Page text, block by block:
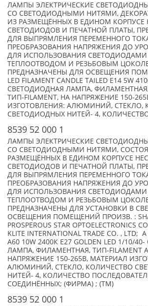
ЛАМПЫ ЭЛЕКТРИЧЕСКИЕ
СО СВЕТОДИОДНЫМИ НИТЯМИ,
ИЗ РАЗМЕЩЁННЫХ В ЕДИНОМ КОРПУСЕ
СВЕТОДИОДОВ И ПЕЧАТНОЙ ПЛАТЫ,
ДЛЯ ВЫПРЯМЛЕНИЯ ПЕРЕМЕННОГО
ПРЕОБРАЗОВАНИЯ НАПРЯЖЕНИЯ ДО
ДЛЯ ИСПОЛЬЗОВАНИЯ
ТЕПЛООТВОДОМ И РЕЗЬБОВЫМ
ПРЕДНАЗНАЧЕНЫ ДЛЯ ОСВЕЩЕНИЯ
LED FILAMENT CANDLE TAILED E14 5W
СВЕТОДИОДНАЯ ЛАМПА,
ТИП-FILAMENT, НА НАПРЯЖЕНИЕ 150-
ИЗГОТОВЛЕНИЯ: АЛЮМИНИЙ, СТЕКЛО,
СВЕТОДИОДНЫХ НИТЕЙ- 4,
8539 52 000 1
ЛАМПЫ ЭЛЕКТРИЧЕСКИЕ
СО СВЕТОДИОДНЫМИ НИТЯМИ,
РАЗМЕЩЁННЫХ В ЕДИНОМ КОРПУСЕ
СВЕТОДИОДОВ И ПЕЧАТНОЙ ПЛАТЫ,
ДЛЯ ВЫПРЯМЛЕНИЯ ПЕРЕМЕННОГО
ПРЕОБРАЗОВАНИЯ НАПРЯЖЕНИЯ ДО
ДЛЯ ИСПОЛЬЗОВАНИЯ
ТЕПЛООТВОДОМ И РЕЗЬБОВЫМ
ПРЕДНАЗНАЧЕНЫ ДЛЯ УСТАНОВКИ В
ОСВЕЩЕНИЯ ПОМЕЩЕНИЙ ПРОИЗВ. :
PROSPEROUS STAR OPTOELECTRONICS
KLITE INTERNATIONAL TRADE CO. , LTD;
А60 10W 2400К Е27 GOLDEN LED 1/10/
ЛАМПА, ФИЛАМЕНТНАЯ, ТИП-FILAMENT
НАПРЯЖЕНИЕ 150-265В, МАТЕРИАЛ
АЛЮМИНИЙ, СТЕКЛО, КОЛИЧЕСТВО
НИТЕЙ- 4, КОЛИЧЕСТВО
СОЕДИНЁННЫХ; (ФИРМА) ; (TM)
8539 52 000 1